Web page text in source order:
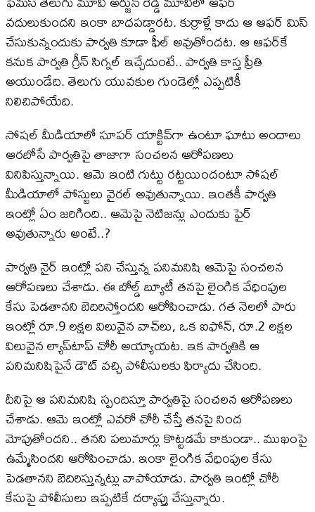
వదులుకుందని ఇంకా బాధపడ్డారట. కుర్రాళ్లే కాదు ఆ ఆఫర్ మిస్
చేసుకున్నందుకు పార్వతి కూడా ఫీల్ అవుతోందట. ఆ ఆఫర్‌కే
కనుక పార్వతి గ్రీన్ సిగ్నల్ ఇచ్చేదుంటే.. పార్వతి కాస్త ప్రీతి
అయుండేది. తెలుగు యువకుల గుండెల్లో ఎప్పటికీ
నిలిచిపోయేది.
సోషల్ మీడియాలో సూపర్ యాక్టివ్‌గా ఉంటూ ఘాటు అందాలు
ఆరబోసే పార్వతిపై తాజాగా సంచలన ఆరోపణలు
వినిపిస్తున్నాయి. ఆమె ఇంటి గుట్టు రట్టయిందంటూ సోషల్
మీడియాలో పోస్టులు వైరల్ అవుతున్నాయి. ఇంతకీ పార్వతి
ఇంట్లో ఏం జరిగింది.. ఆమెపై నెటిజన్లు ఎందుకు ఫైర్
అవుతున్నారు అంటే..?
పార్వతి నైర్ ఇంట్లో పని చేస్తున్న పనిమనిషి ఆమెపై సంచలన
ఆరోపణలు చేశాడు. ఈ బోల్డ్ బ్యూటీ తనపై లైంగిక వేధింపుల
కేసు పెడతానని బెదిరిస్తోందని ఆరోపించాడు. గత నెలలో పారు
ఇంట్లో రూ.9 లక్షల విలువైన వాచ్‌లు, ఒక ఐఫోన్, రూ.2 లక్షల
విలువైన ల్యాప్‌టాప్ చోరీ అయ్యాయట. ఇక పార్వతికి ఆ
పనిమనిషిపైనే డౌట్ వచ్చి పోలీసులకు ఫిర్యాదు చేసింది.
దీనిపై ఆ పనిమనిషి స్పందిస్తూ పార్వతిపై సంచలన ఆరోపణలు
చేశాడు. ఆమె ఇంట్లో ఎవరో చోరీ చేస్తే తనపై నింద
మోపుతోందని.. తనని పలుమార్లు కొట్టడమే కాకుండా.. ముఖంపై
ఉమ్మేసిందని ఆరోపించాడు. ఇంకా లైంగిక వేధింపుల కేసు
పెడతానని బెదిరిస్తున్నట్లు వాపోయాడు. పార్వతి ఇంట్లో చోరీ
కేసుపై పోలీసులు ఇప్పటికే దర్యాప్తు చేస్తున్నారు.